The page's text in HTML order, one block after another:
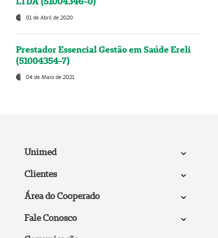
01 de Abril de 2020
Prestador Essencial Gestão em Saúde Ereli
(51004354-7)
04 de Maio de 2021
Unimed
Clientes
Área do Cooperado
Fale Conosco